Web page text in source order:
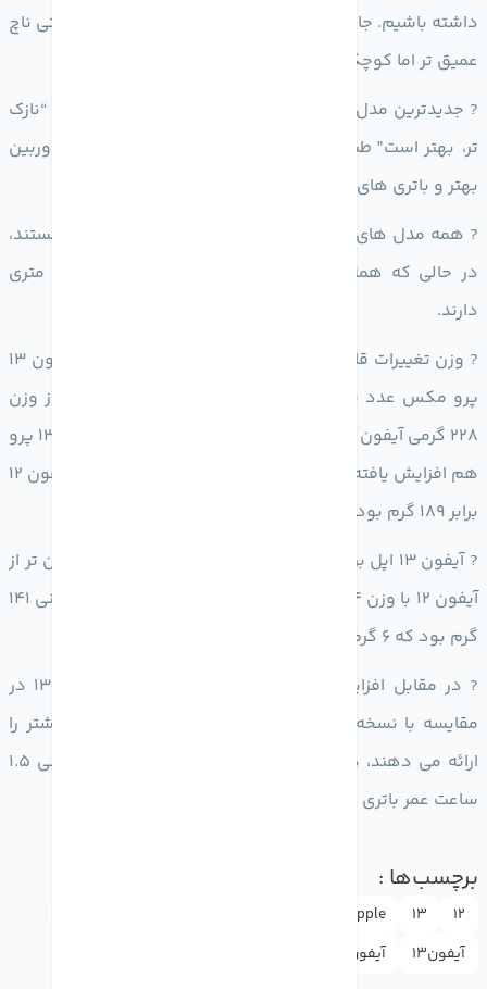
داشته باشیم. جایی که iPhone 13 سنگین تر، ضخیم تر و حتی ناچ
عمیق تر اما کوچکتر دارد.
‎? جدیدترین مدل های آیفون 13 اپل از شعار قدیمی شرکت “نازک
تر، بهتر است” طبعیت نمی کند و آن را فدای سیستم های دوربین
بهتر و باتری های بزرگتر کرده است.
‎? همه مدل های آیفون 13 دارای ضخامت 7.65 میلی متر هستند،
در حالی که همه مدل های آیفون 12 ضخامت 7.4 میلی متری
دارند.
‎? وزن تغییرات قابل توجه تری را مشاهده می کند. وزن آیفون 13
پرو مکس عدد برابر 240 گرم را نشان می دهد که حتی از وزن
228 گرمی آیفون 12 پرو مکس هم بیشتر است! وزن آیفون 13 پرو
هم افزایش یافته و به 204 گرم می رسد در حال که وزن آیفون 12
برابر 189 گرم بود.
‎? آیفون 13 اپل برابر 174 گرم وزن دارد و این 10 گرم سنگین تر از
آیفون 12 با وزن 164 گرمی است. در نهایت وزن آیفون 13 مینی 141
گرم بود که 6 گرم از آیفون 12 مینی سنگین تر است.
‎? در مقابل افزایش وزن، آیفون 13 پرو مکس و آیفون 13 در
مقایسه با نسخه های قبلی خود 2.5 ساعت عمر باتری بیشتر را
ارائه می دهند، در حالی که آیفون 13 پرو و آیفون 13 مینی 1.5
ساعت عمر باتری بیشتر را به همراه دارند.
برچسب‌ها :
12
13 appleاپل
آیفون13
آیفون12